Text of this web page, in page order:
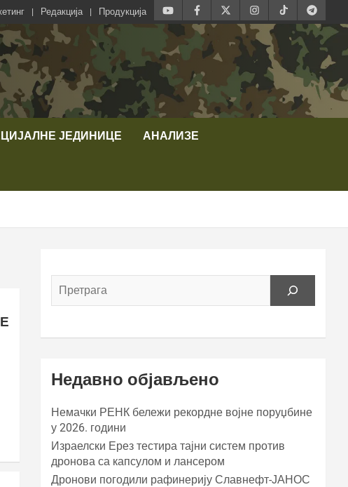
Редакција Продукција
ЈЕДИНИЦЕ АНАЛИЗЕ
Недавно објављено
Немачки РЕНК бележи рекордне војне поруџбине
у 2026. години
Израелски Ерез тестира тајни систем против
дронова са капсулом и лансером
Дронови погодили рафинерију Славнефт-ЈАНОС